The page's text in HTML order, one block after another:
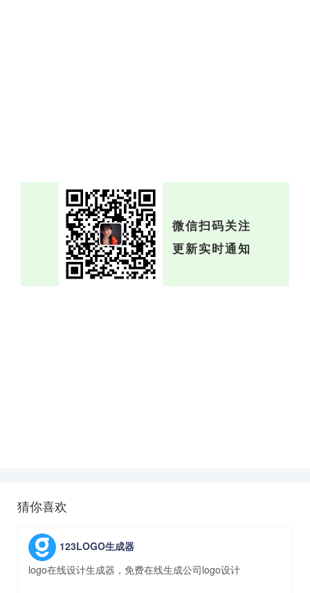
微信扫码关注
更新实时通知
猜你喜欢
123LOGO生成器
logo在线设计生成器，免费在线生成公司logo设计